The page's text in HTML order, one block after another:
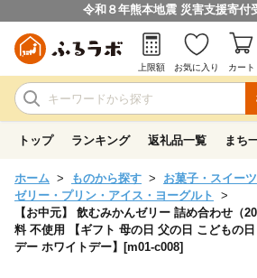
令和８年熊本地震 災害支援寄付
上限額 お気に入り カート
トップ ランキング 返礼品一覧 まち
ホーム ものから探す
お菓子・スイーツ
ゼリー・プリン・アイス・ヨーグルト
【お中元】 飲むみかんゼリー 詰め合わせ（
料 不使用 【ギフト 母の日 父の日 こどもの
デー ホワイトデー】[m01-c008]